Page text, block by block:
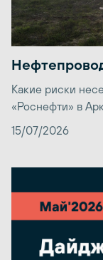
Какие риски
«Роснефти» в
15/07/2026